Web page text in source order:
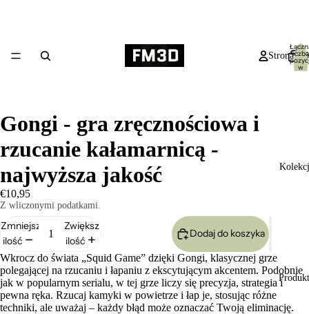
Stronaliczba
w
Gongi - gra zręcznościowa i
rzucanie kałamarnicą -
najwyższa jakość
€10,95
Z wliczonymi podatkami.
Zmniejsz
ilość
Zwiększ
ilość
Dodaj do koszyka
Wkrocz do świata „Squid Game” dzięki Gongi, klasycznej grze
polegającej na rzucaniu i łapaniu z ekscytującym akcentem. Podobnie
jak w popularnym serialu, w tej grze liczy się precyzja, strategia i
pewna ręka. Rzucaj kamyki w powietrze i łap je, stosując różne
techniki, ale uważaj – każdy błąd może oznaczać Twoją eliminację.